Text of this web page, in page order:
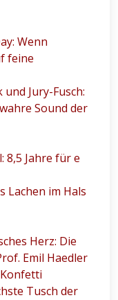
Wenn
feine
Jury-Fusch:
Sound der
8,5 Jahre für e
Lachen im Hals
Herz: Die
Emil Haedler
Tusch der